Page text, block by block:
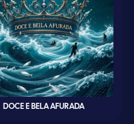
DOCE E BELA AFURADA